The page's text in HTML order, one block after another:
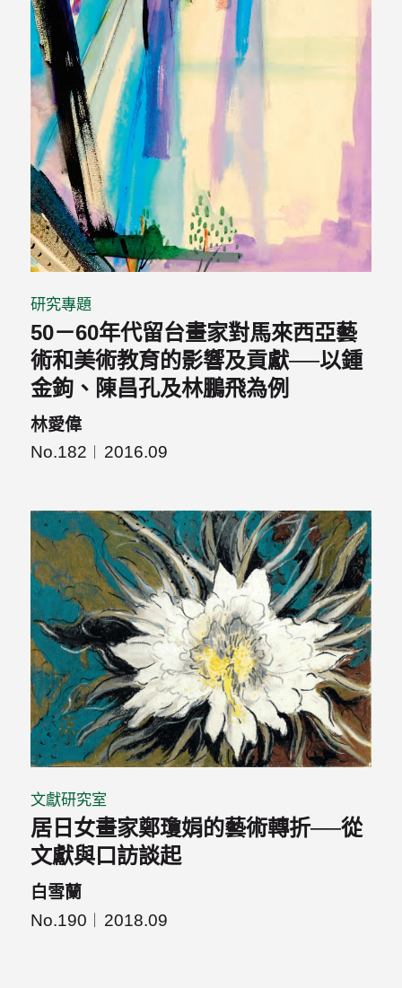
研究專題
50－60年代留台畫家對馬來西亞藝
術和美術教育的影響及貢獻──以鍾
金鉤、陳昌孔及林鵬飛為例
林愛偉
No.182
2016.09
文獻研究室
居日女畫家鄭瓊娟的藝術轉折──從
文獻與口訪談起
白雪蘭
No.190
2018.09